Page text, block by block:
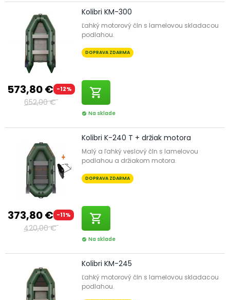
573,80 € -12%
652,00 €
Kolibri KM-300
Ľahký motorový čln s lamelovou skladacou
podlahou.
DOPRAVA ZDARMA
shopping_cart
check_circle Na sklade
373,80 € -11%
420,00 €
Kolibri K-240 T + držiak motora
Malý a ľahký veslový čln s lamelovou
podlahou a držiakom motora.
DOPRAVA ZDARMA
shopping_cart
check_circle Na sklade
Kolibri KM-245
Ľahký motorový čln s lamelovou skladacou
podlahou.